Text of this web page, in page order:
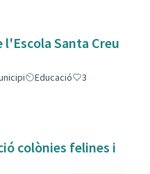
l'Escola Santa Creu
Educació
3
colònies felines i